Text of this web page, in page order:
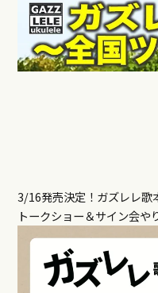
3/16発売決定！ガズレレ歌
トークショー＆サイン会や